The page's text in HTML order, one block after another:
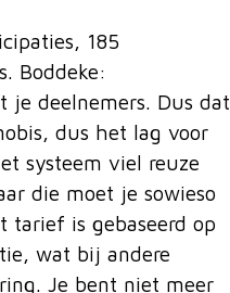
185
Boddeke:
je deelnemers. Dus dat
dus het lag voor
systeem viel reuze
die moet je sowieso
tarief is gebaseerd op
wat bij andere
Je bent niet meer